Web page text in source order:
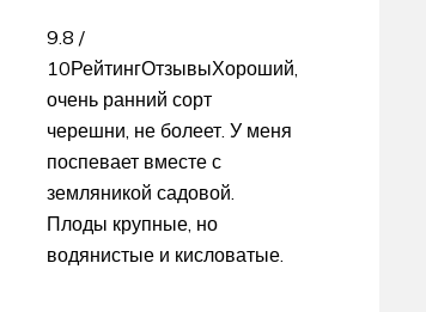
9.8 /
10РейтингОтзывыХороший,
очень ранний сорт
черешни, не болеет. У меня
поспевает вместе с
земляникой садовой.
Плоды крупные, но
водянистые и кисловатые.